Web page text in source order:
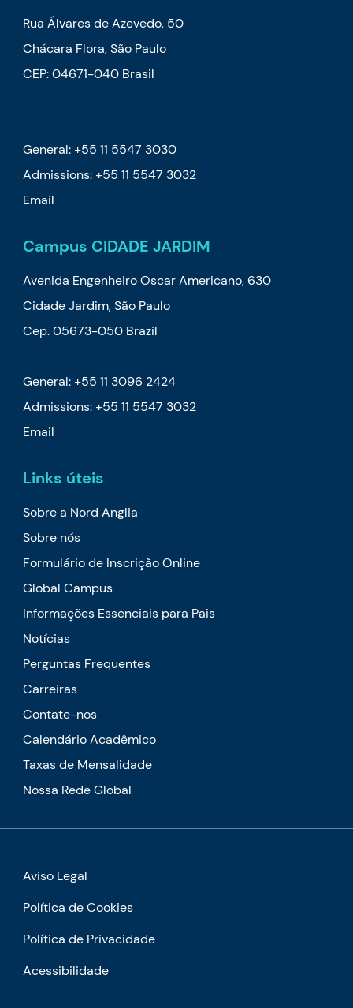
Rua Álvares de Azevedo, 50
Chácara Flora, São Paulo
CEP: 04671-040 Brasil
General: +55 11 5547 3030
Admissions: +55 11 5547 3032
Email
Campus CIDADE JARDIM
Avenida Engenheiro Oscar Americano, 630
Cidade Jardim, São Paulo
Cep. 05673-050 Brazil
General: +55 11 3096 2424
Admissions: +55 11 5547 3032
Email
Links úteis
Sobre a Nord Anglia
Sobre nós
Formulário de Inscrição Online
Global Campus
Informações Essenciais para Pais
Notícias
Perguntas Frequentes
Carreiras
Contate-nos
Calendário Acadêmico
Taxas de Mensalidade
Nossa Rede Global
Aviso Legal
Política de Cookies
Política de Privacidade
Acessibilidade